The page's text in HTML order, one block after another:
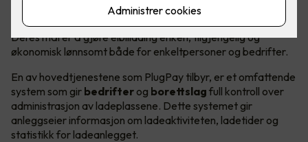
PlugPay er en norsk ladeoperatør som
spesialiserer seg på administrering av ladeanlegg for elbiler.
Deres mål er å gjøre elbillading enkelt, tilgjengelig og
økonomisk lønnsomt både for enkeltpersoner og bedrifter.
En av hovedtjenestene som PlugPay tilbyr, er et omfattende
system som gir bedrifter og borettslag full kontroll over
administrasjon av ladeplassene. Dette systemet gir
anleggseier informasjon om ladeaktiviteten, ladetider og
statistikk for ladeanlegget.